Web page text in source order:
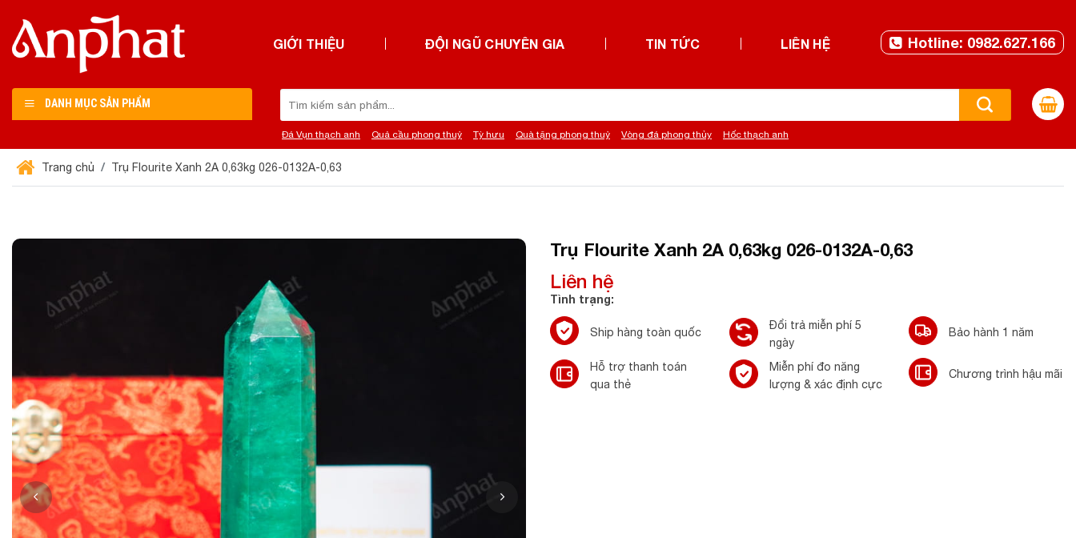
đến
nội
GIỚI THIỆU ĐỘI NGŨ CHUYÊN GIA TIN TỨC LIÊN HỆ Hotline: 0982.627.166
DANH MỤC SẢN PHẨM
kiếm:
Đá Vụn thạch anh Quả cầu phong thuỷ Tỳ hưu Quà tặng phong thuỷ Vòng đá phong thủy Hốc thạch anh
Trang chủ Trụ Flourite Xanh 2A 0,63kg 026-0132A-0,63
Trụ Flourite Xanh 2A 0,63kg 026-0132A-0,63
Liên hệ
Tình trạng:
Ship hàng toàn quốc
Đổi trả miễn phí 5
ngày
Bảo hành 1 năm
Hỗ trợ thanh toán
qua thẻ
Miễn phí đo năng
lượng & xác định cực
Chương trình hậu mãi